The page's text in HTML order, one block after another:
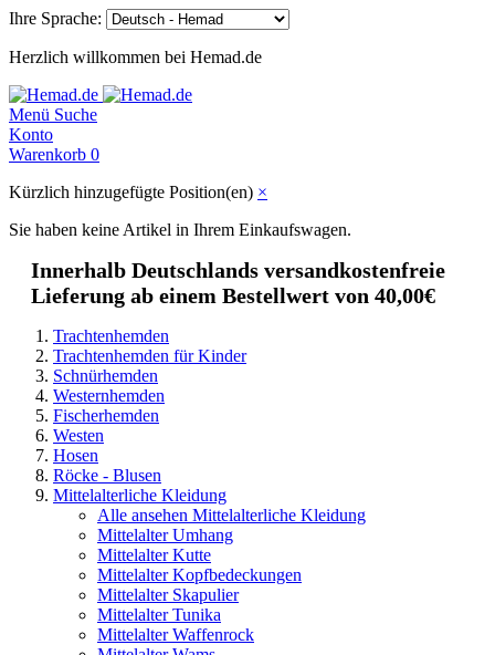
Ihre Sprache:
Herzlich willkommen bei Hemad.de
Menü Suche
Konto
Warenkorb 0
Kürzlich hinzugefügte Position(en) ×
Sie haben keine Artikel in Ihrem Einkaufswagen.
Innerhalb Deutschlands versandkostenfreie
Lieferung ab einem Bestellwert von 40,00€
Trachtenhemden
Trachtenhemden für Kinder
Schnürhemden
Westernhemden
Fischerhemden
Westen
Hosen
Röcke - Blusen
Mittelalterliche Kleidung
Alle ansehen Mittelalterliche Kleidung
Mittelalter Umhang
Mittelalter Kutte
Mittelalter Kopfbedeckungen
Mittelalter Skapulier
Mittelalter Tunika
Mittelalter Waffenrock